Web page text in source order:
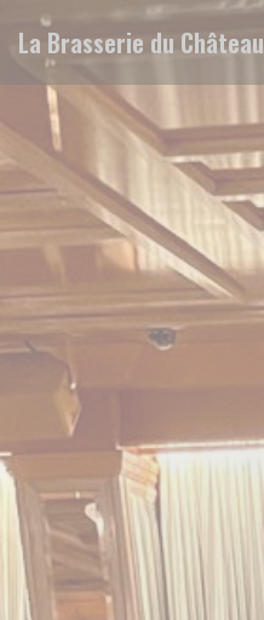
Панель управления cookies
La Brasserie du Château